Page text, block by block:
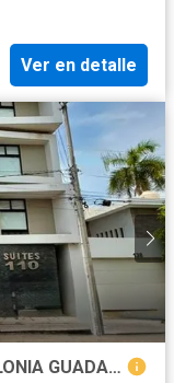
Ver en detalle
DEPARTAMENTO EN RENTA EN COLONIA GUADALUPE